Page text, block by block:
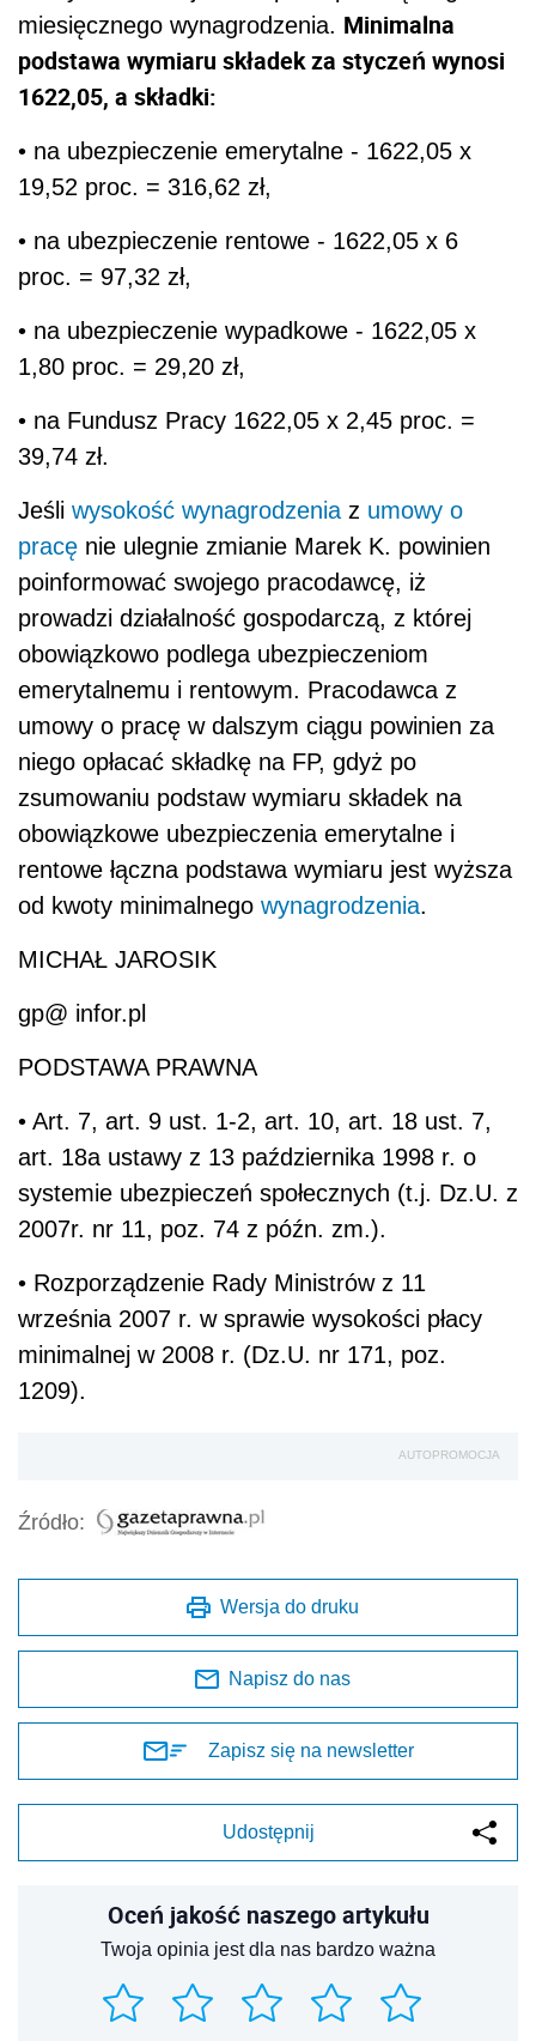
miesięcznego wynagrodzenia. Minimalna
podstawa wymiaru składek za styczeń wynosi
1622,05, a składki:
• na ubezpieczenie emerytalne - 1622,05 x
19,52 proc. = 316,62 zł,
• na ubezpieczenie rentowe - 1622,05 x 6
proc. = 97,32 zł,
• na ubezpieczenie wypadkowe - 1622,05 x
1,80 proc. = 29,20 zł,
• na Fundusz Pracy 1622,05 x 2,45 proc. =
39,74 zł.
Jeśli wysokość wynagrodzenia z umowy o
pracę nie ulegnie zmianie Marek K. powinien
poinformować swojego pracodawcę, iż
prowadzi działalność gospodarczą, z której
obowiązkowo podlega ubezpieczeniom
emerytalnemu i rentowym. Pracodawca z
umowy o pracę w dalszym ciągu powinien za
niego opłacać składkę na FP, gdyż po
zsumowaniu podstaw wymiaru składek na
obowiązkowe ubezpieczenia emerytalne i
rentowe łączna podstawa wymiaru jest wyższa
od kwoty minimalnego wynagrodzenia.
MICHAŁ JAROSIK
gp@ infor.pl
PODSTAWA PRAWNA
• Art. 7, art. 9 ust. 1-2, art. 10, art. 18 ust. 7,
art. 18a ustawy z 13 października 1998 r. o
systemie ubezpieczeń społecznych (t.j. Dz.U. z
2007r. nr 11, poz. 74 z późn. zm.).
• Rozporządzenie Rady Ministrów z 11
września 2007 r. w sprawie wysokości płacy
minimalnej w 2008 r. (Dz.U. nr 171, poz.
1209).
AUTOPROMOCJA
Źródło:
Wersja do druku
Napisz do nas
Zapisz się na newsletter
Udostępnij
Oceń jakość naszego artykułu
Twoja opinia jest dla nas bardzo ważna